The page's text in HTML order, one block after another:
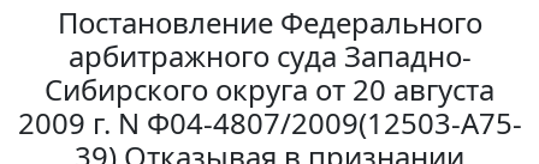
Постановление Федерального
арбитражного суда Западно-
Сибирского округа от 20 августа
2009 г. N Ф04-4807/2009(12503-А75-
39) Отказывая в признании